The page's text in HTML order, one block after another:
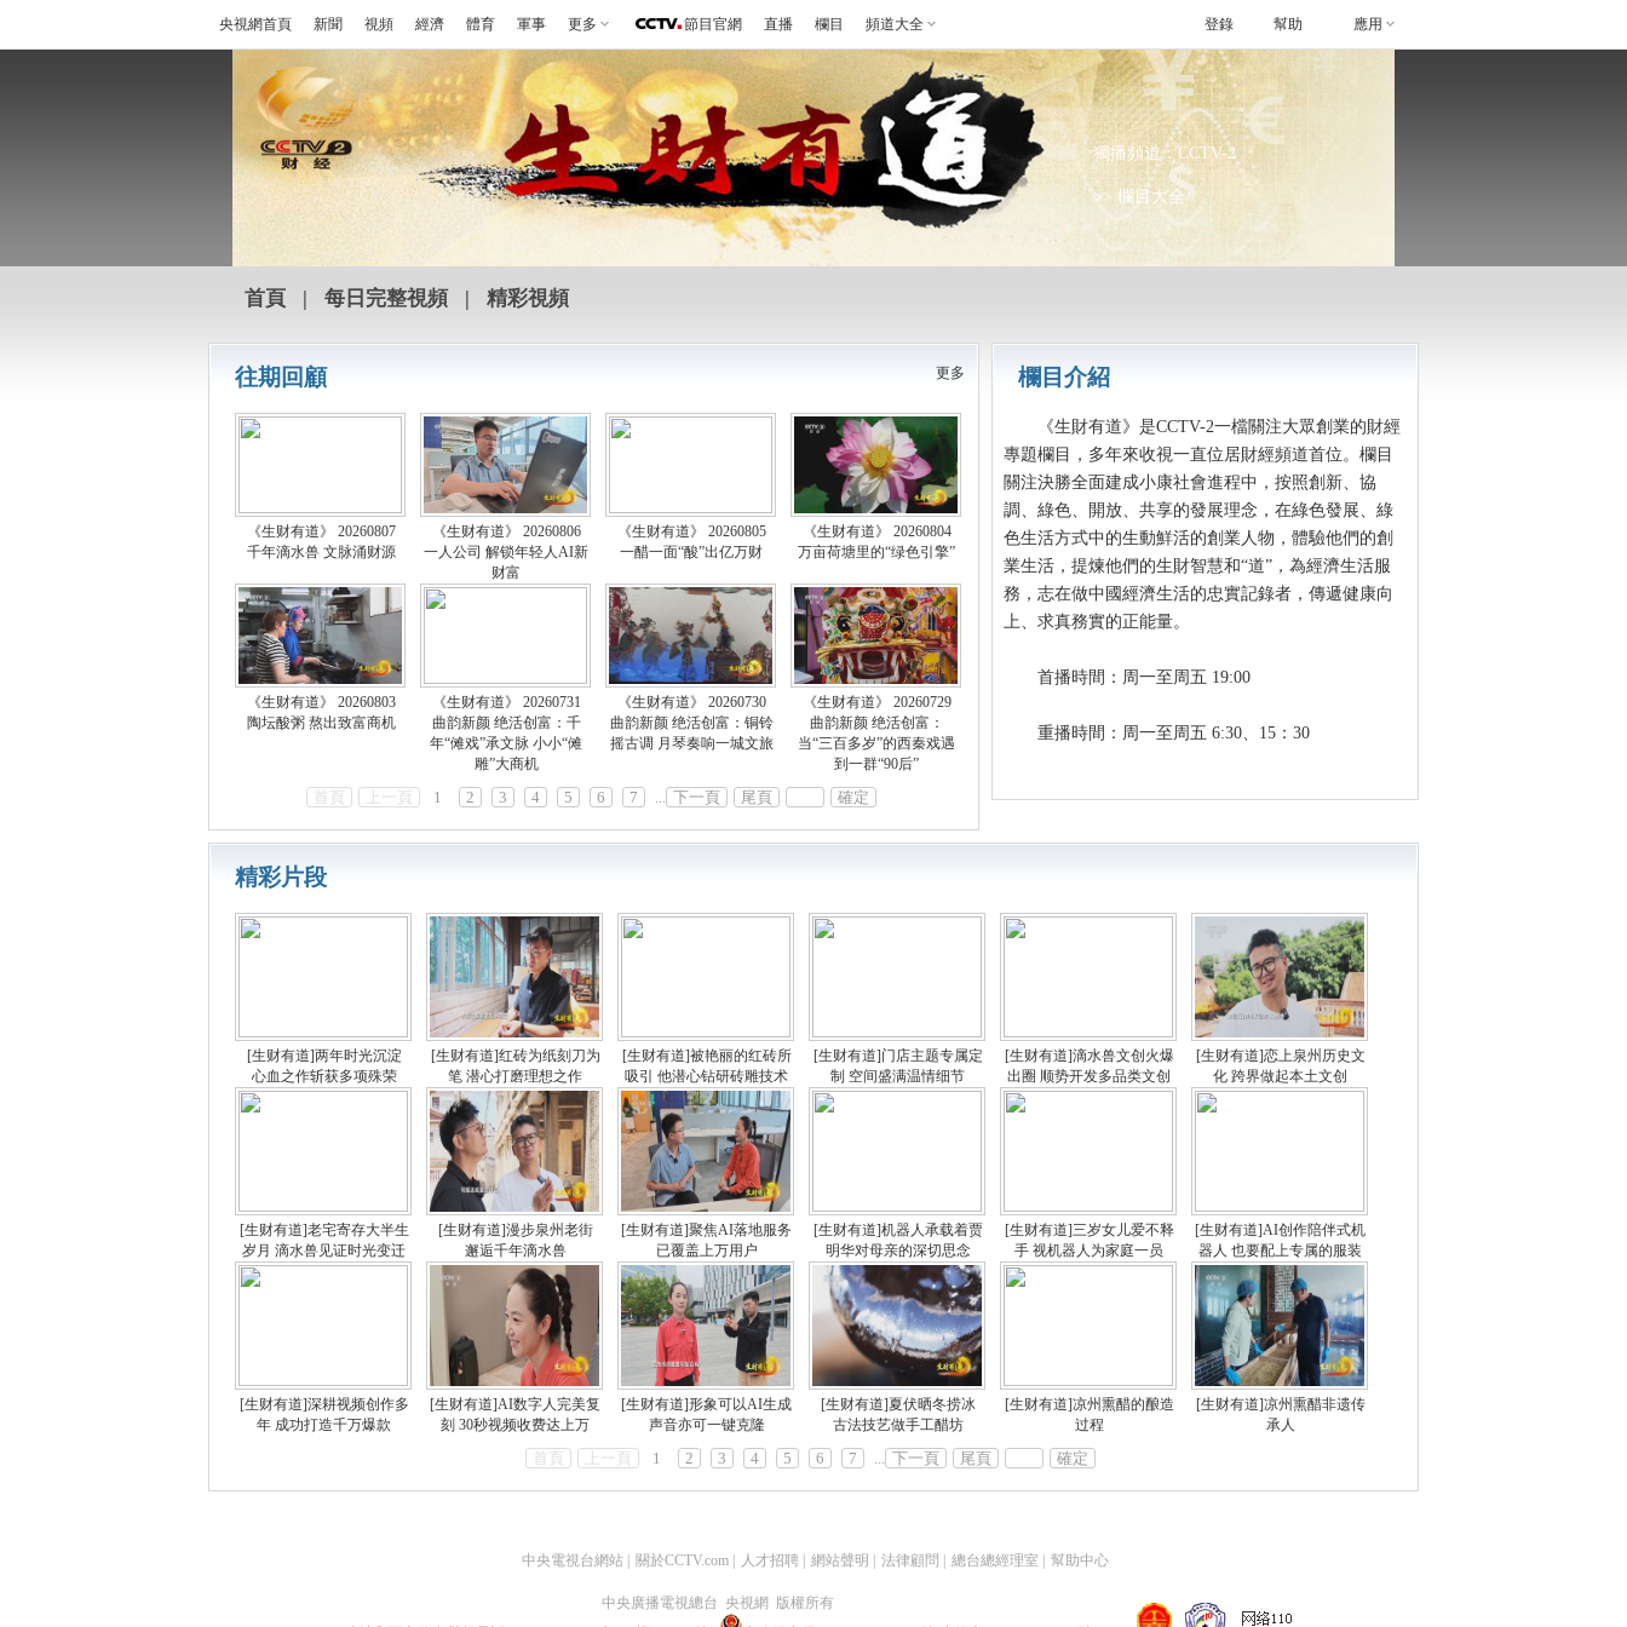
央視網首頁 新聞 視頻 經濟 體育 軍事 更多 節目官網 直播 欄目 頻道大全 幫助 應用
登錄
獨播頻道：CCTV-2
>> 欄目大全
首頁 | 每日完整視頻 | 精彩視頻
往期回顧 更多
《生财有道》 20260807
千年滴水兽 文脉涌财源
《生财有道》 20260806
一人公司 解锁年轻人AI新
财富
《生财有道》 20260805
一醋一面“酸”出亿万财
《生财有道》 20260804
万亩荷塘里的“绿色引擎”
《生财有道》 20260803
陶坛酸粥 熬出致富商机
《生财有道》 20260731
曲韵新颜 绝活创富：千
年“傩戏”承文脉 小小“傩
雕”大商机
《生财有道》 20260730
曲韵新颜 绝活创富：铜铃
摇古调 月琴奏响一城文旅
《生财有道》 20260729
曲韵新颜 绝活创富：
当“三百多岁”的西秦戏遇
到一群“90后”
首頁 上一頁 1 2 3 4 5 6 7 ... 下一頁 尾頁 確定
欄目介紹
《生財有道》是CCTV-2一檔關注大眾創業的財經
專題欄目，多年來收視一直位居財經頻道首位。欄目
關注決勝全面建成小康社會進程中，按照創新、協
調、綠色、開放、共享的發展理念，在綠色發展、綠
色生活方式中的生動鮮活的創業人物，體驗他們的創
業生活，提煉他們的生財智慧和“道”，為經濟生活服
務，志在做中國經濟生活的忠實記錄者，傳遞健康向
上、求真務實的正能量。
首播時間：周一至周五 19:00
重播時間：周一至周五 6:30、15：30
精彩片段
[生财有道]两年时光沉淀
心血之作斩获多项殊荣
[生财有道]红砖为纸刻刀为
笔 潜心打磨理想之作
[生财有道]被艳丽的红砖所
吸引 他潜心钻研砖雕技术
[生财有道]门店主题专属定
制 空间盛满温情细节
[生财有道]滴水兽文创火爆
出圈 顺势开发多品类文创
[生财有道]恋上泉州历史文
化 跨界做起本土文创
[生财有道]老宅寄存大半生
岁月 滴水兽见证时光变迁
[生财有道]漫步泉州老街
邂逅千年滴水兽
[生财有道]聚焦AI落地服务
已覆盖上万用户
[生财有道]机器人承载着贾
明华对母亲的深切思念
[生财有道]三岁女儿爱不释
手 视机器人为家庭一员
[生财有道]AI创作陪伴式机
器人 也要配上专属的服装
[生财有道]深耕视频创作多
年 成功打造千万爆款
[生财有道]AI数字人完美复
刻 30秒视频收费达上万
[生财有道]形象可以AI生成
声音亦可一键克隆
[生财有道]夏伏晒冬捞冰
古法技艺做手工醋坊
[生财有道]凉州熏醋的酿造
过程
[生财有道]凉州熏醋非遗传
承人
首頁 上一頁 1 2 3 4 5 6 7 ... 下一頁 尾頁 確定
中央電視台網站 關於CCTV.com 人才招聘 網站聲明 法律顧問 總台總經理室 幫助中心
中央廣播電視總台 央視網 版權所有